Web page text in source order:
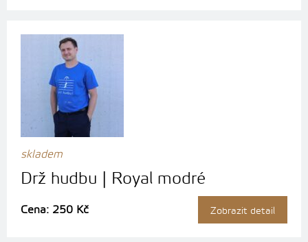
skladem
Drž hudbu | Royal modré
Cena: 250 Kč Zobrazit detail